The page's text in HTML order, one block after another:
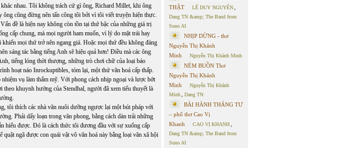
nhau. Tôi không trách cứ gì ông, Richard Millet, khi ông
ông cũng đừng nên tấn công tôi bởi vì tôi viết truyện hiện thực.
đề là hiện nay không còn tồn tại thứ bậc của những giá trị
cấp chung, mà mọi người ham muốn, vì lý do mặt trái hay
mọi thứ trở nên ngang giá. Hoặc mọi thứ đều không đáng
sáng tác bằng tiếng Anh sẽ hiệu quả hơn! Điều mà các ông
tiếng lóng thời thượng, những trò chơi chữ của loại báo
hoạt náo Inrockuptibles, tóm lại, một thứ văn hoá cấp thấp.
nhiệm vụ làm thẩm mỹ. Với phong cách nhịp ngoại và lược bớt
theo khuynh hướng của Stendhal, người đã xem tiểu thuyết là
tôi thích các nhà văn nuôi dưỡng ngược lại một bút pháp với
Phải dấy loạn trong văn phong, bằng cách dàn trải những
hiểu được. Đó là cách thức tôi đương đầu với sự xuống cấp
quật ngã được con quái vật vô văn hoá này bằng loại văn xã hội
THẬT
LÊ DUY NGUYÊN
Dang TN &amp; The Band from
Suno AI
NHỊP DỪNG - thơ
Nguyễn Thị Khánh
Minh
Nguyễn Thị Khánh Minh
NÉM BUỒN Thơ
Nguyễn Thị Khánh
Minh
Nguyễn Thị Khánh
Minh
Dang TN
BÀI HÀNH THÁNG TƯ
– phổ thơ Cao Vị
Khanh
CAO VỊ KHANH
Dang TN &amp; The Band from
Suno AI